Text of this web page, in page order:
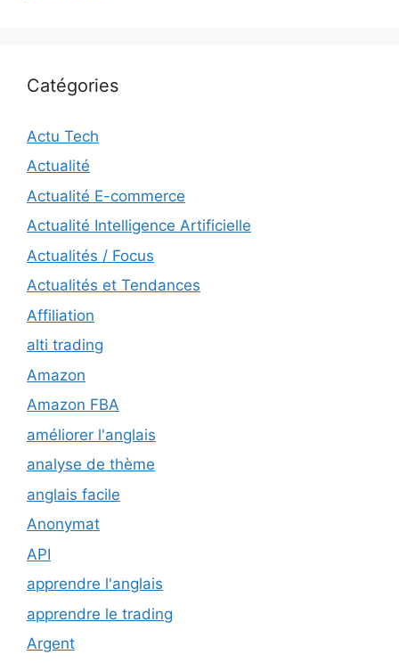
Catégories
Actu Tech
Actualité
Actualité E-commerce
Actualité Intelligence Artificielle
Actualités / Focus
Actualités et Tendances
Affiliation
alti trading
Amazon
Amazon FBA
améliorer l'anglais
analyse de thème
anglais facile
Anonymat
API
apprendre l'anglais
apprendre le trading
Argent